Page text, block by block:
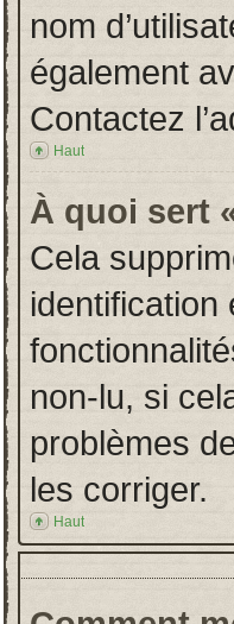
nom
également
Contactez
Haut
À quoi sert
Cela
identification
non-lu, si
problèmes
les corriger.
Haut